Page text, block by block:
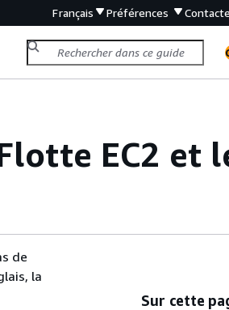
Français Préférences
EC2 et
de
la
Sur cette